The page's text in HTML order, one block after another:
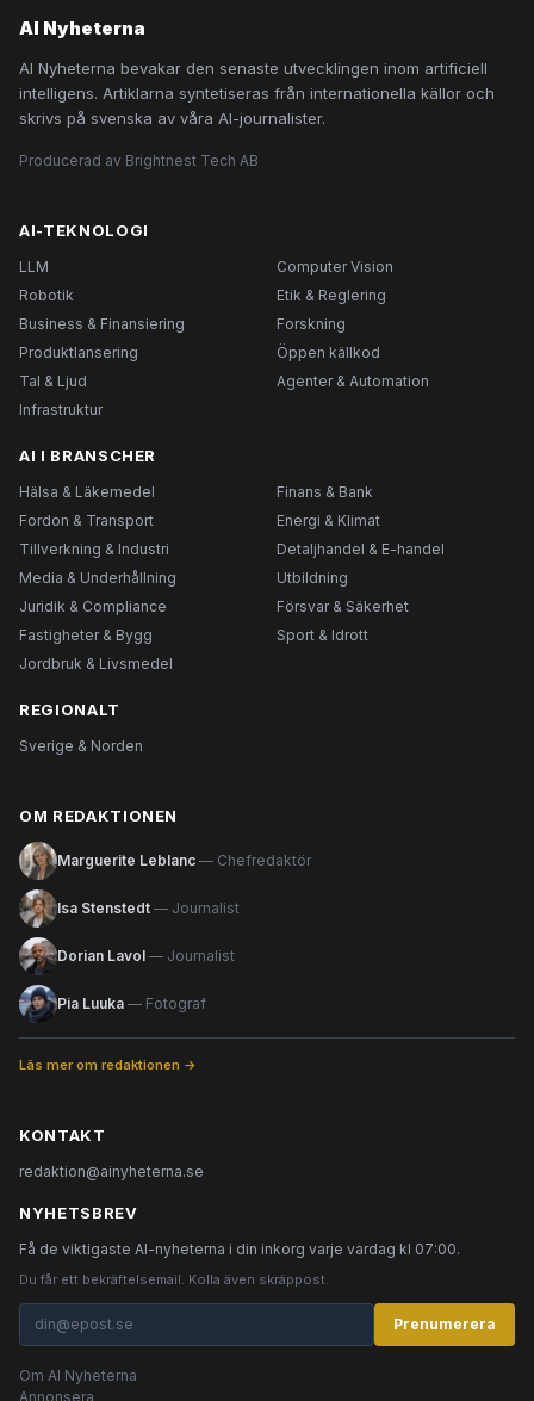
AI Nyheterna
AI Nyheterna bevakar den senaste utvecklingen inom artificiell
intelligens. Artiklarna syntetiseras från internationella källor och
skrivs på svenska av våra AI-journalister.
Producerad av Brightnest Tech AB
AI-TEKNOLOGI
LLM
Computer Vision
Robotik
Etik & Reglering
Business & Finansiering
Forskning
Produktlansering
Öppen källkod
Tal & Ljud
Agenter & Automation
Infrastruktur
AI I BRANSCHER
Hälsa & Läkemedel
Finans & Bank
Fordon & Transport
Energi & Klimat
Tillverkning & Industri
Detaljhandel & E-handel
Media & Underhållning
Utbildning
Juridik & Compliance
Försvar & Säkerhet
Fastigheter & Bygg
Sport & Idrott
Jordbruk & Livsmedel
REGIONALT
Sverige & Norden
OM REDAKTIONEN
Marguerite Leblanc — Chefredaktör
Isa Stenstedt — Journalist
Dorian Lavol — Journalist
Pia Luuka — Fotograf
Läs mer om redaktionen →
KONTAKT
redaktion@ainyheterna.se
NYHETSBREV
Få de viktigaste AI-nyheterna i din inkorg varje vardag kl 07:00.
Du får ett bekräftelsemail. Kolla även skräppost.
Prenumerera
Om AI Nyheterna
Annonsera